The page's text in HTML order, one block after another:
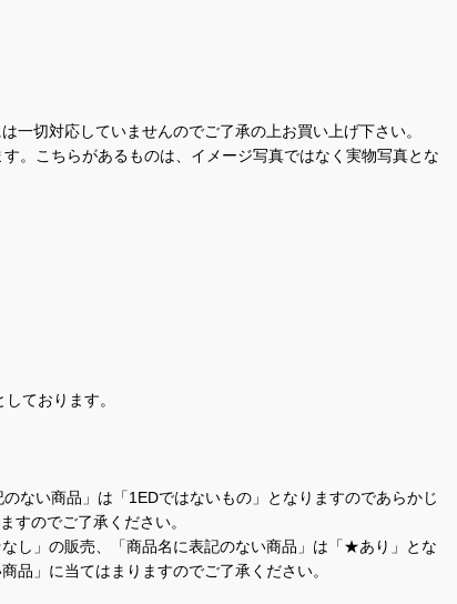
切対応していませんのでご了承の上お買い上げ下さい。
。こちらがあるものは、イメージ写真ではなく実物写真とな
ております。
ない商品」は「1EDではないもの」となりますのであらかじ
すのでご了承ください。
し」の販売、「商品名に表記のない商品」は「★あり」とな
」に当てはまりますのでご了承ください。